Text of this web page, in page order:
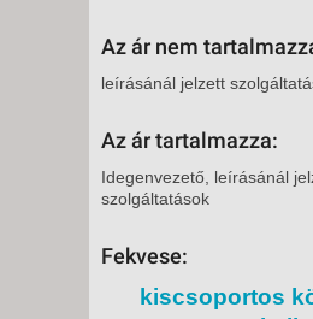
Az ár nem
leírásánál jelzett
Az ár tartalmazza:
Idegenvezető, leírásánál
szolgáltatások
Fekvese:
kiscsoportos